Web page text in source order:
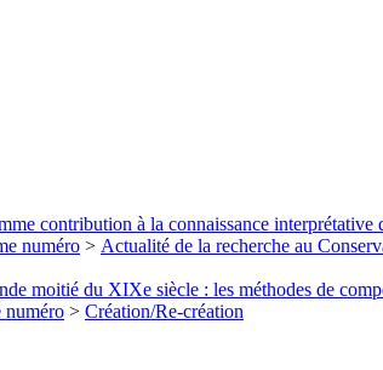
contribution à la connaissance
numéro > Actualité de la recherche au
moitié du XIXe siècle : les méthodes de
numéro > Création/Re-création